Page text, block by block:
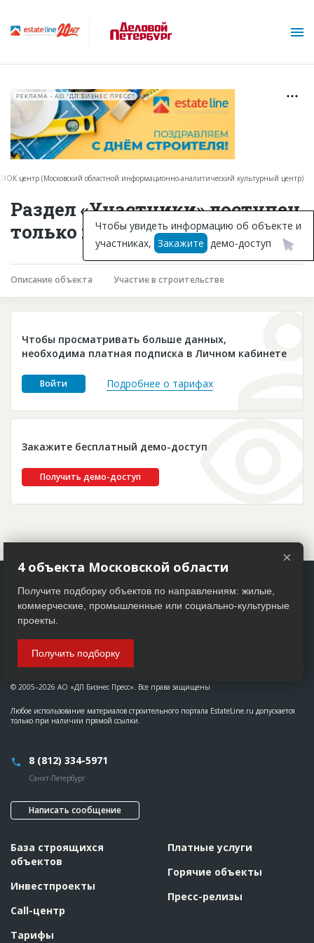
Горячие объекты
База строящихся объектов
Инвестпроекты
Глоссарий
Платные услуги
Пресс-релизы
РЕКЛАМА • АО "ДП БИЗНЕС ПРЕСС"
центр (Московский областной информационно-аналитический культурный центр)
Раздел «Участники» доступен
только подписчикам
Описание объекта Участие в строительстве
Чтобы просматривать больше данных,
необходима платная подписка в Личном кабинете
Войти Подробнее о тарифах
Закажите бесплатный демо-доступ
Получить демо-доступ
Чтобы увидеть информацию об объекте и
участниках, Закажите демо-доступ
© 2005–2026 АО «ДП Бизнес Пресс». Все права защищены
Любое использование материалов строительного портала EstateLine.ru допускается
только при наличии прямой ссылки.
8 (812) 334-5971
Санкт-Петербург
Написать сообщение
База строящихся
объектов
Инвестпроекты
Call-центр
Тарифы
Платные услуги
Горячие объекты
Пресс-релизы
×
4 объекта Московской области
Получите подборку объектов по направлениям: жилые,
коммерческие, промышленные или социально-культурные
проекты.
Получить подборку